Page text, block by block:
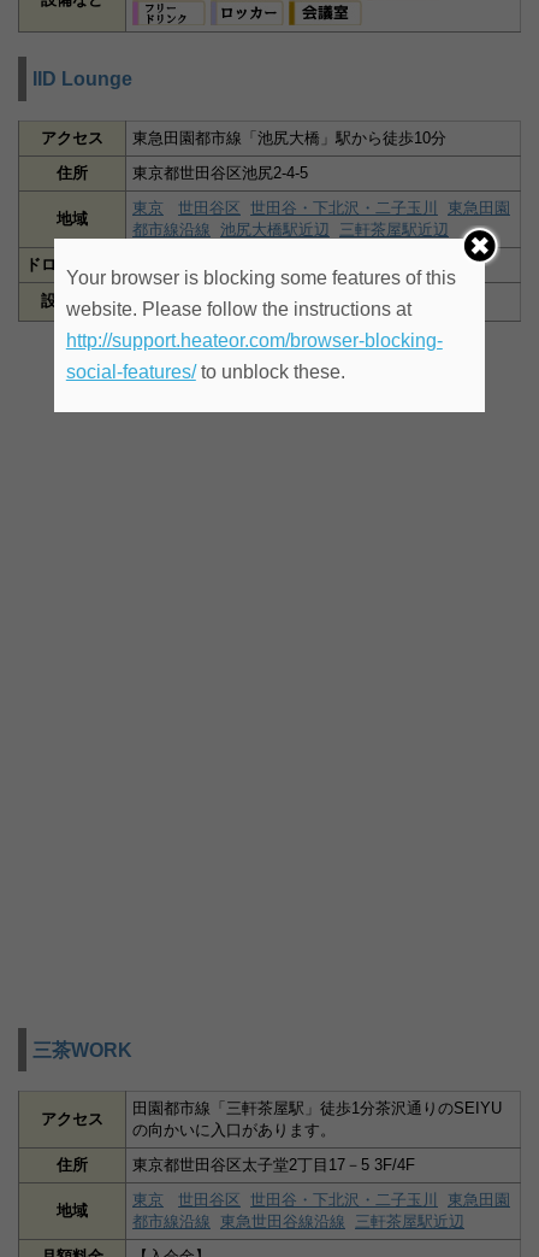
IID Lounge
アクセス
東急田園都市線「池尻大橋」駅から徒歩10分
住所
東京都世田谷区池尻2-4-5
地域
東京 世田谷区 世田谷・下北沢・二子玉川
東急田園
都市線沿線 池尻大橋駅近辺
三軒茶屋駅近辺
ドロップイン
設備など
三茶WORK
アクセス
田園都市線「三軒茶屋駅」徒歩1分茶沢通りのSEIYU
の向かいに入口があります。
住所
東京都世田谷区太子堂2丁目17－5 3F/4F
地域
東京 世田谷区 世田谷・下北沢・二子玉川
東急田園
都市線沿線
東急世田谷線沿線
三軒茶屋駅近辺
Your browser is blocking some features of this
website. Please follow the instructions at
http://support.heateor.com/browser-blocking-
social-features/to unblock these.